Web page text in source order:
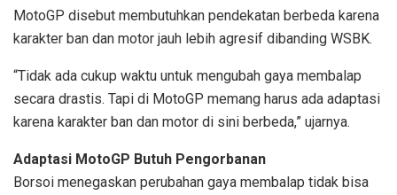
MotoGP disebut membutuhkan pendekatan berbeda karena
karakter ban dan motor jauh lebih agresif dibanding WSBK.
“Tidak ada cukup waktu untuk mengubah gaya membalap
secara drastis. Tapi di MotoGP memang harus ada adaptasi
karena karakter ban dan motor di sini berbeda,” ujarnya.
Adaptasi MotoGP Butuh Pengorbanan
Borsoi menegaskan perubahan gaya membalap tidak bisa